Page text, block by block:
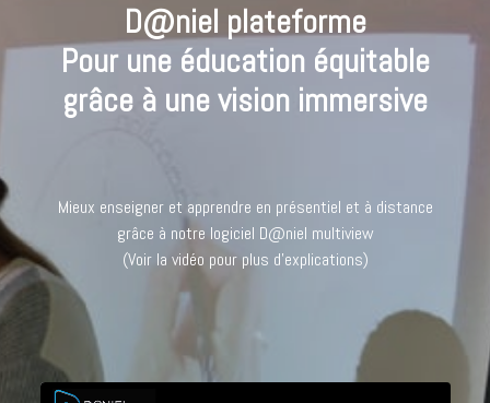
D@niel plateforme
Pour une éducation équitable
grâce à une vision immersive
Mieux enseigner et apprendre en présentiel et à distance
grâce à notre logiciel D@niel multiview
(Voir la vidéo pour plus d'explications)